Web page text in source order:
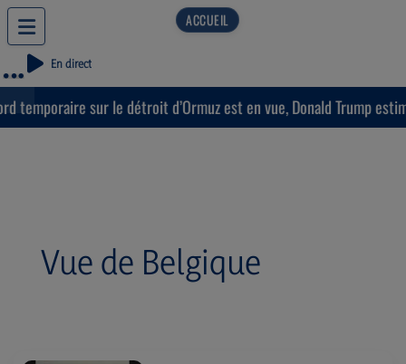
En direct
sur le détroit d’Ormuz est en vue, Donald Trump estime
Vue de Belgique